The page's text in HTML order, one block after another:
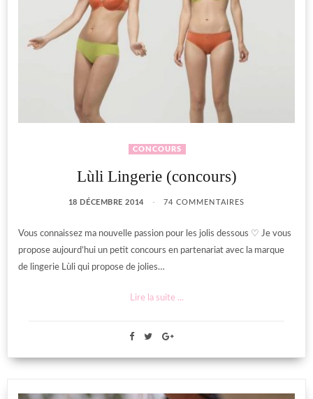
CONCOURS
Lùli Lingerie (concours)
18 DÉCEMBRE 2014 74 COMMENTAIRES
Vous connaissez ma nouvelle passion pour les jolis dessous ♡ Je vous
propose aujourd’hui un petit concours en partenariat avec la marque
de lingerie Lùli qui propose de jolies…
Lire la suite ...